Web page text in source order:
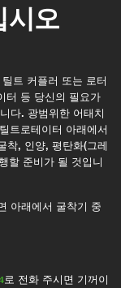
시오
트 커플러 또는 로터
터 등 당신의 필요가
다. 광범위한 어태치
트로테이터 아래에서
착, 인양, 평탄화(그레
할 준비가 될 것입니
아래에서 굴착기 중
로 전화 주시면 기꺼이